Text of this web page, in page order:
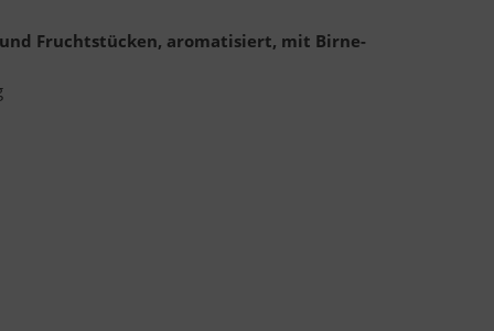
Fruchtstücken, aromatisiert, mit Birne-